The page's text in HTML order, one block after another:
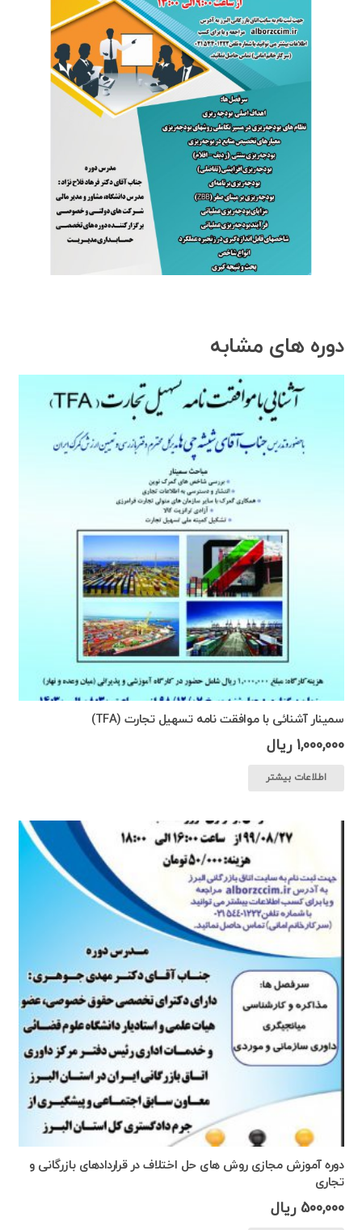
دوره های مشابه
سمینار آشنائی با موافقت نامه تسهیل تجارت (TFA)
1,000,000 ریال
اطلاعات بیشتر
دوره آموزش مجازی روش های حل اختلاف در قراردادهای بازرگانی و
تجاری
500,000 ریال